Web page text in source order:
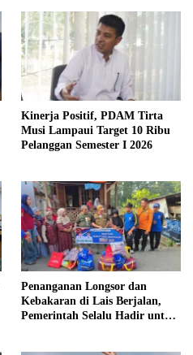
Kinerja Positif, PDAM Tirta
Musi Lampaui Target 10 Ribu
Pelanggan Semester I 2026
Penanganan Longsor dan
Kebakaran di Lais Berjalan,
Pemerintah Selalu Hadir untuk